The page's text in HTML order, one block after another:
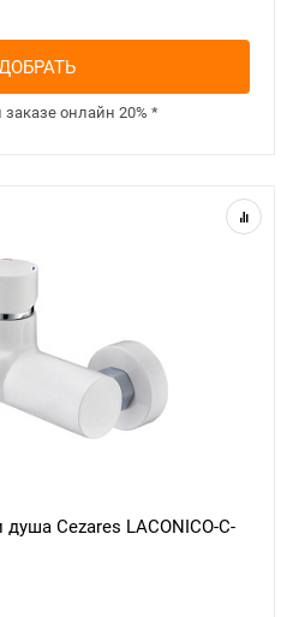
заказе онлайн 20% *
Cezares LACONICO-C-